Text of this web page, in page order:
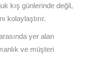
kış günlerinde değil,
kolaylaştırır.
yer alan
ve müşteri